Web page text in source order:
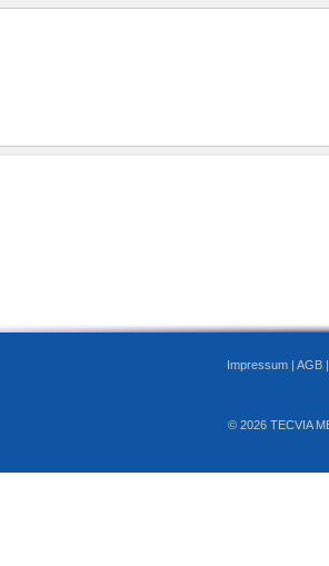
Impressum | AGB
© 2026 TECVIA